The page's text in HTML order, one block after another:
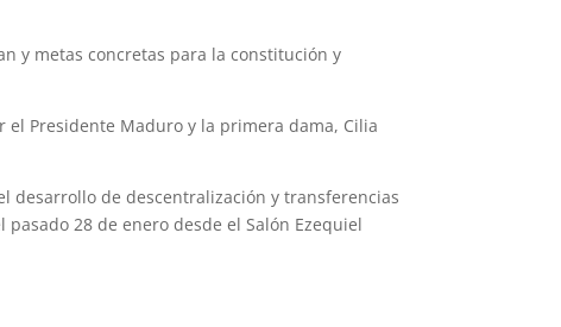
y metas concretas para la constitución y
Presidente Maduro y la primera dama, Cilia
desarrollo de descentralización y transferencias
28 de enero desde el Salón Ezequiel